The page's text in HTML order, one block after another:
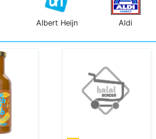
Albert Heijn Aldi